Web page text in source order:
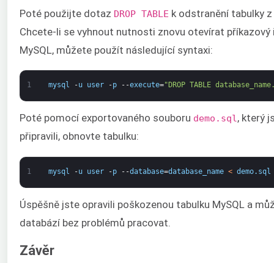
Poté použijte dotaz DROP TABLE k odstranění tabulky
Chcete-li se vyhnout nutnosti znovu otevírat příkazový
MySQL, můžete použít následující syntaxi:
1 mysql -u user -p --execute="DROP TABLE
Poté pomocí exportovaného souboru demo.sql , který
připravili, obnovte tabulku:
1 mysql -u user -p --database=database_name < demo. sql
Úspěšně jste opravili poškozenou tabulku MySQL a
databází bez problémů pracovat.
Závěr